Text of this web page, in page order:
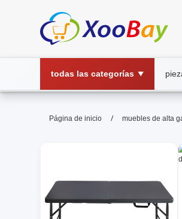
todas las categorías ▼
muebles para
Descubre una colección de
Página de inicio / muebles de alta